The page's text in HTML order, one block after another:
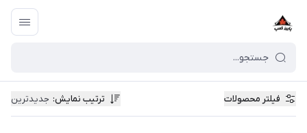
فیلتر محصولات ترتیب نمایش: جدیدترین